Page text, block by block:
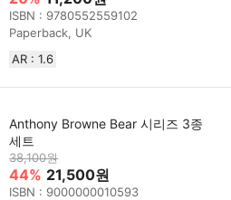
ISBN : 9780552559102
Paperback, UK
AR : 1.6
Anthony Browne Bear 시리즈 3종
세트
38,100원
44% 21,500원
ISBN : 9000000010593